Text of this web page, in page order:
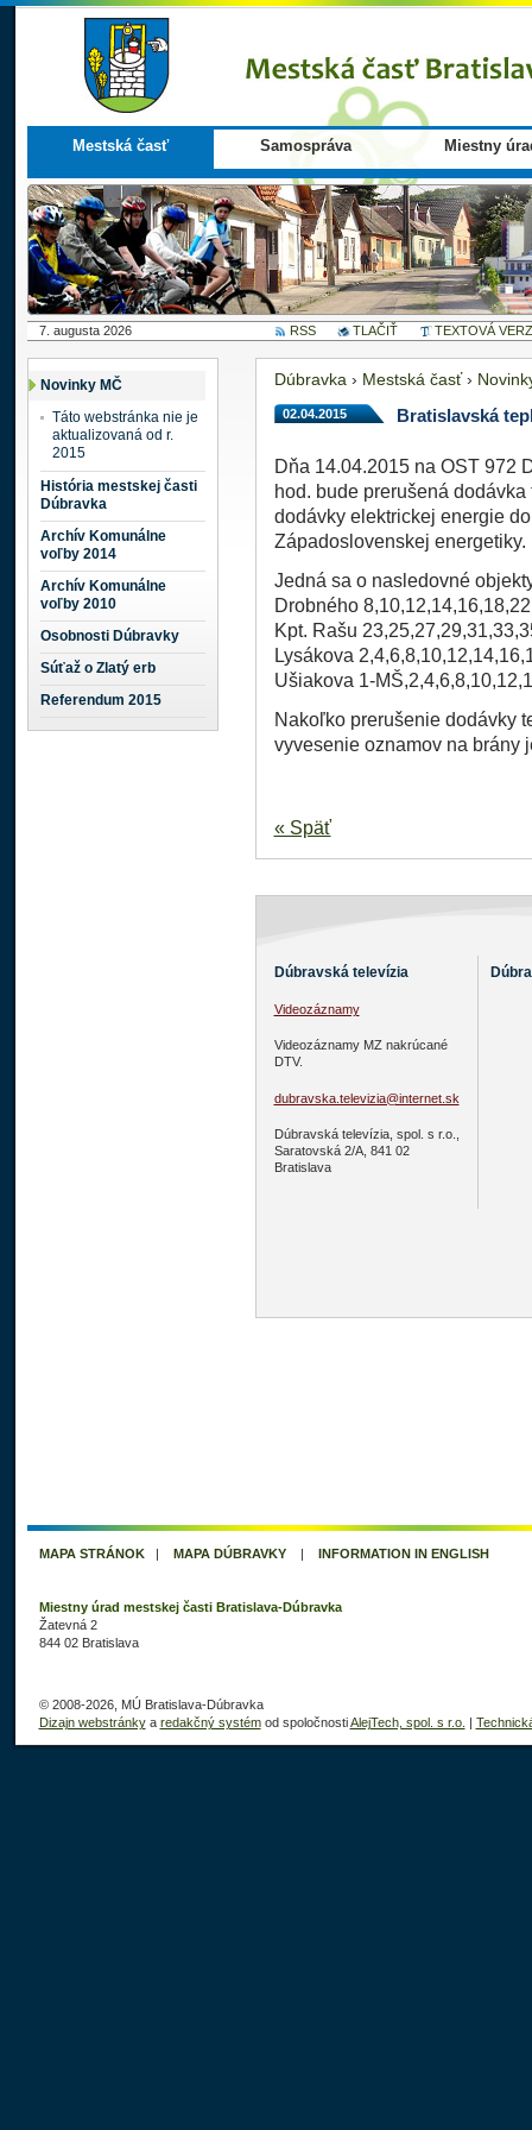
Mestská časť Samospráva Miestny
7. augusta 2026 RSS TLAČIŤ TEXTOVÁ
Novinky MČ
Táto webstránka nie je
aktualizovaná od r.
2015
História mestskej časti
Dúbravka
Archív Komunálne
voľby 2014
Archív Komunálne
voľby 2010
Osobnosti Dúbravky
Súťaž o Zlatý erb
Referendum 2015
Dúbravka › Mestská časť›
02.04.2015 Bratislavská
Dňa 14.04.2015 na OST 972
hod. bude prerušená
dodávky elektrickej energie
Západoslovenskej energetiky.
Jedná sa o nasledovné
Drobného
Kpt. Rašu
Lysákova
Ušiakova 1-
Nakoľko prerušenie dodávky
vyvesenie oznamov na brány
« Späť
Dúbravská televízia
Videozáznamy
Videozáznamy MZ nakrúcané
DTV.
dubravska.televizia@internet.sk
Dúbravská televízia, spol. s r.o.,
Saratovská 2/A, 841 02
Bratislava
MAPA STRÁNOK| MAPA DÚBRAVKY| INFORMATION IN ENGLISH
Miestny úrad mestskej časti Bratislava-Dúbravka
Žatevná 2
844 02 Bratislava
© 2008-2026, MÚ Bratislava-Dúbravka
Dizajn webstránkya redakčný systémod spoločnostiAlejTech, spol. s r.o. |